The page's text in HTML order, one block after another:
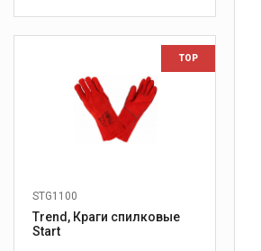
TOP
STG1100
Trend, Краги спилковые
Start